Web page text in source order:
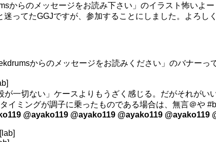
からのメッセージをお読み下さい」のイラスト怖いよ
迷ってたGGJですが、参加することにしました。よろし
からのメッセージをお読みください」のバナー
が一切ない」ケースよりもうざく感じる。だがそれがい
イミングが調子に乗ったものである場合は、無言＠や
@ayako119 @ayako119 @ayako119